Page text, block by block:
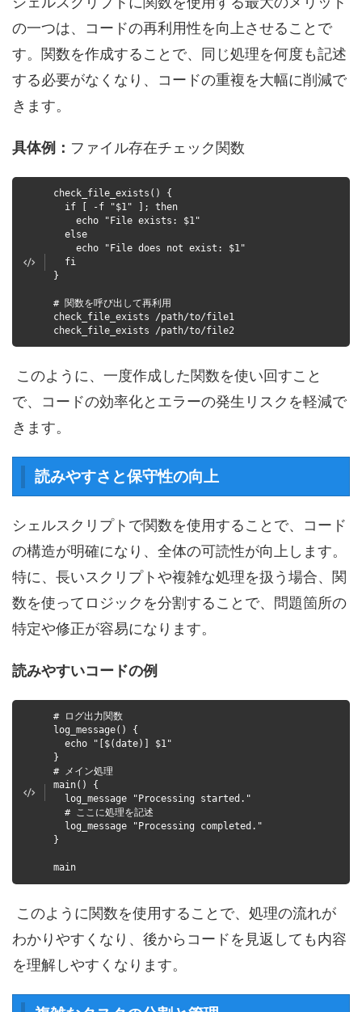
の一つは、コードの再利用性を向上させることで
す。関数を作成することで、同じ処理を何度も記述
する必要がなくなり、コードの重複を大幅に削減で
きます。
具体例： ファイル存在チェック関数
check_file_exists() {
if [ -f "$1" ]; then
echo "File exists: $1"
else
echo "File does not exist: $1"
fi
}
# 関数を呼び出して再利用
check_file_exists /path/to/file1
check_file_exists /path/to/file2
このように、一度作成した関数を使い回すこと
で、コードの効率化とエラーの発生リスクを軽減で
きます。
読みやすさと保守性の向上
シェルスクリプトで関数を使用することで、コード
の構造が明確になり、全体の可読性が向上します。
特に、長いスクリプトや複雑な処理を扱う場合、関
数を使ってロジックを分割することで、問題箇所の
特定や修正が容易になります。
読みやすいコードの例
# ログ出力関数
log_message() {
echo "[$(date)] $1"
}
# メイン処理
main() {
log_message "Processing started."
# ここに処理を記述
log_message "Processing completed."
}
main
このように関数を使用することで、処理の流れが
わかりやすくなり、後からコードを見返しても内容
を理解しやすくなります。